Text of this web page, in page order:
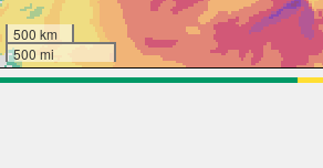
500 km
500 mi